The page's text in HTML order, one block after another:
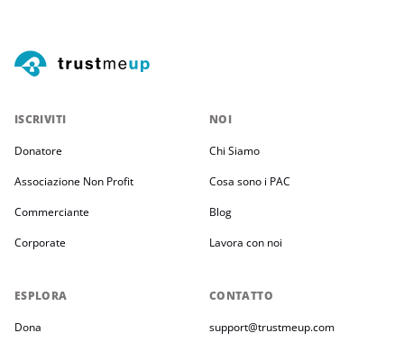
ISCRIVITI
Donatore
Associazione Non Profit
Commerciante
Corporate
ESPLORA
Dona
NOI
Chi Siamo
Cosa sono i PAC
Blog
Lavora con noi
CONTATTO
support@trustmeup.com